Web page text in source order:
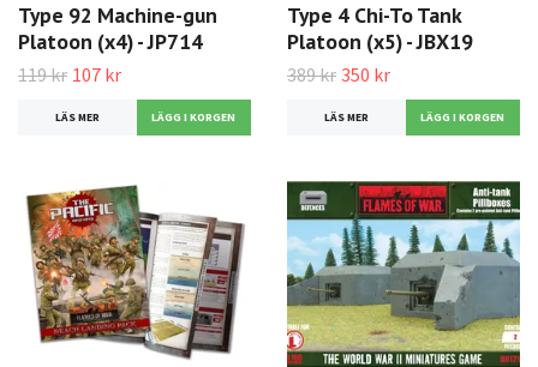
Type 92 Machine-gun
Platoon (x4) - JP714
119 kr 107 kr
LÄS MER
Type 4 Chi-To Tank
Platoon (x5) - JBX19
389 kr 350 kr
LÄS MER